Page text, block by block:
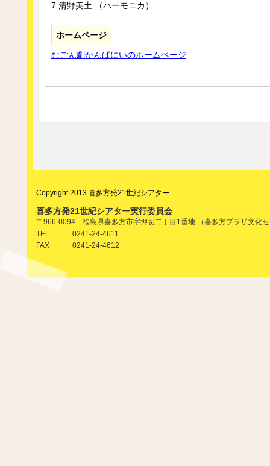
7.清野美土 （ハーモニカ）
ホームページ
むごん劇かんぱにいのホームページ
Copyright 2013 喜多方発21世紀シアター
喜多方発21世紀シアター実行委員会
〒966-0094 福島県喜多方市字押切二丁目1番地 （喜多方プラザ文化
TEL
0241-24-4611
FAX
0241-24-4612